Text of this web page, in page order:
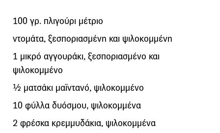
100 γρ. πλιγούρι μέτριο
ντομάτα, ξεσποριασμένη και ψιλοκομμένη
1 μικρό αγγουράκι, ξεσποριασμένο και
ψιλοκομμένο
½ ματσάκι μαϊντανό, ψιλοκομμένο
10 φύλλα δυόσμου, ψιλοκομμένα
2 φρέσκα κρεμμυδάκια, ψιλοκομμένα